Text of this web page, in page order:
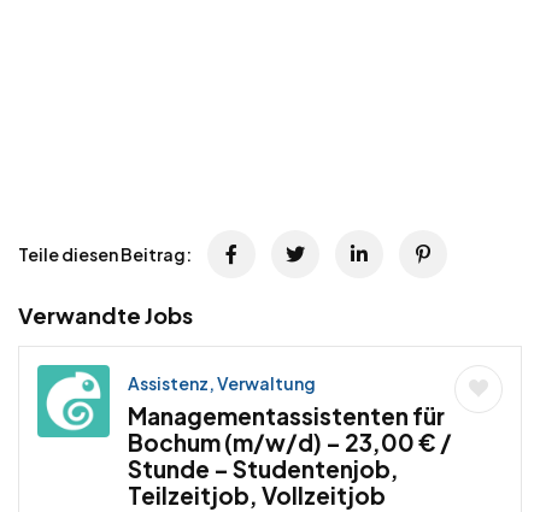
Teile diesen Beitrag:
Verwandte Jobs
Assistenz, Verwaltung
Managementassistenten für
Bochum (m/w/d) – 23,00 € /
Stunde – Studentenjob,
Teilzeitjob, Vollzeitjob